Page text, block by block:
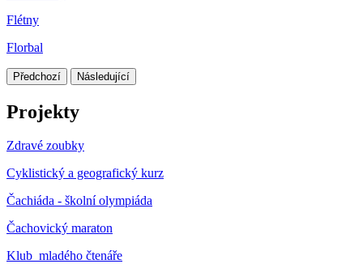
Flétny
Florbal
Předchozí Následující
Projekty
Zdravé zoubky
Cyklistický a geografický kurz
Čachiáda - školní olympiáda
Čachovický maraton
Klub mladého čtenáře